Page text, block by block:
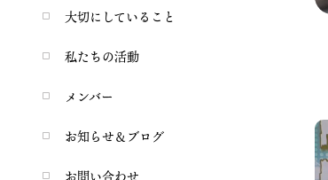
大切にしていること
私たちの活動
メンバー
お知らせ＆ブログ
お問い合わせ